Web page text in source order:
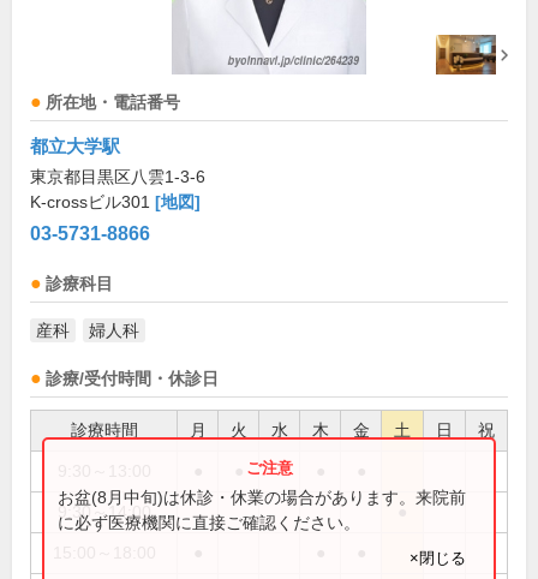
所在地・電話番号
都立大学駅
東京都目黒区八雲1-3-6
K-crossビル301 [地図]
03-5731-8866
診療科目
産科 婦人科
診療/受付時間・休診日
診療時間 月 火 水 木 金 土 日 祝
9:30～14:00 ●
お盆(8月中旬)は休診・休業の場合があります。来院前
に必ず医療機関に直接ご確認ください。
×閉じる